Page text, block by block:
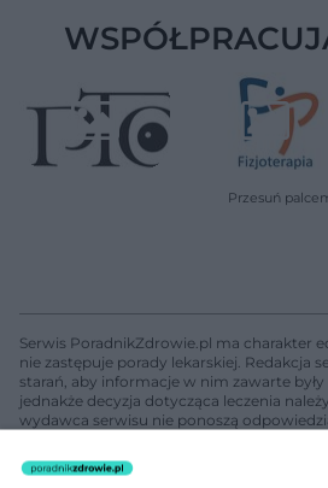
Serwis PoradnikZdrowie.pl ma charakter
nie zastępuje porady lekarskiej. Redakcja
starań, aby informacje w nim zawarte
jednakże decyzja dotycząca leczenia
wydawca serwisu nie ponoszą
nie prowadzi działalności leczniczej
świadczeń zdrowotnych w rozumieniu art.